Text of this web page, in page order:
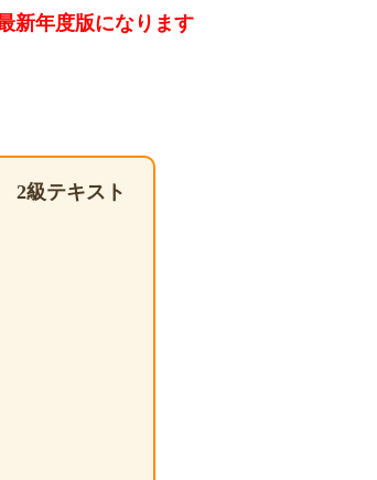
新年度版になります
2級テキスト